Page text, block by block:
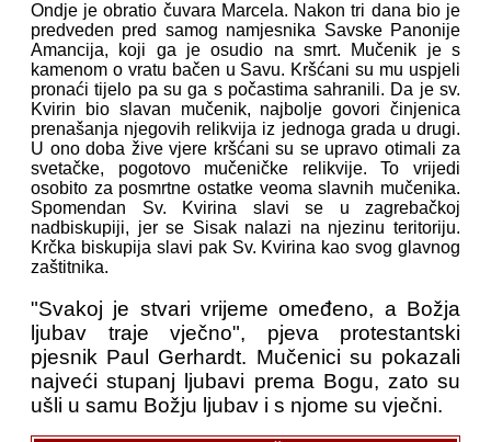
Ondje je obratio čuvara Marcela. Nakon tri dana bio je
predveden pred samog namjesnika Savske Panonije
Amancija, koji ga je osudio na smrt. Mučenik je s
kamenom o vratu bačen u Savu. Kršćani su mu uspjeli
pronaći tijelo pa su ga s počastima sahranili. Da je sv.
Kvirin bio slavan mučenik, najbolje govori činjenica
prenašanja njegovih relikvija iz jednoga grada u drugi.
U ono doba žive vjere kršćani su se upravo otimali za
svetačke, pogotovo mučeničke relikvije. To vrijedi
osobito za posmrtne ostatke veoma slavnih mučenika.
Spomendan Sv. Kvirina slavi se u zagrebačkoj
nadbiskupiji, jer se Sisak nalazi na njezinu teritoriju.
Krčka biskupija slavi pak Sv. Kvirina kao svog glavnog
zaštitnika.
"Svakoj je stvari vrijeme omeđeno, a Božja
ljubav traje vječno", pjeva protestantski
pjesnik Paul Gerhardt. Mučenici su pokazali
najveći stupanj ljubavi prema Bogu, zato su
ušli u samu Božju ljubav i s njome su vječni.